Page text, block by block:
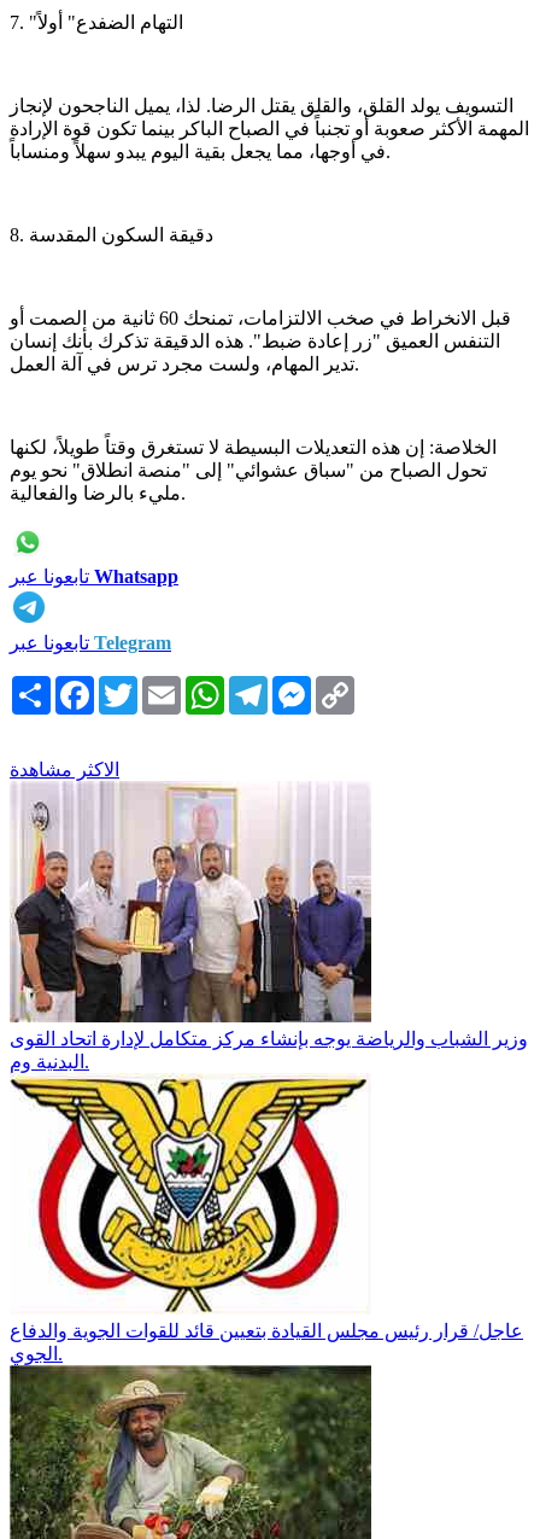
​7. "التهام الضفدع" أولاً
​التسويف يولد القلق، والقلق يقتل الرضا. لذا، يميل الناجحون لإنجاز
المهمة الأكثر صعوبة أو تجنباً في الصباح الباكر بينما تكون قوة الإرادة
في أوجها، مما يجعل بقية اليوم يبدو سهلاً ومنساباً.
​8. دقيقة السكون المقدسة
​قبل الانخراط في صخب الالتزامات، تمنحك 60 ثانية من الصمت أو
التنفس العميق "زر إعادة ضبط". هذه الدقيقة تذكرك بأنك إنسان
تدير المهام، ولست مجرد ترس في آلة العمل.
​الخلاصة: إن هذه التعديلات البسيطة لا تستغرق وقتاً طويلاً، لكنها
تحول الصباح من "سباق عشوائي" إلى "منصة انطلاق" نحو يوم
مليء بالرضا والفعالية.
Whatsapp
Telegram
انشر Facebook
TwitterEmail WhatsAppTelegramMessenger
الاكثر مشاهدة
وزير الشباب والرياضة يوجه بإنشاء مركز متكامل لإدارة اتحاد القوى
البدنية وم.
عاجل/ قرار رئيس مجلس القيادة بتعيين قائد للقوات الجوية والدفاع
الجوي.